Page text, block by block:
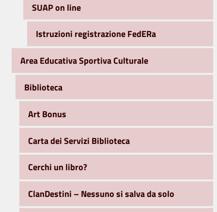
SUAP on line
Istruzioni registrazione FedERa
Area Educativa Sportiva Culturale
Biblioteca
Art Bonus
Carta dei Servizi Biblioteca
Cerchi un libro?
ClanDestini – Nessuno si salva da solo